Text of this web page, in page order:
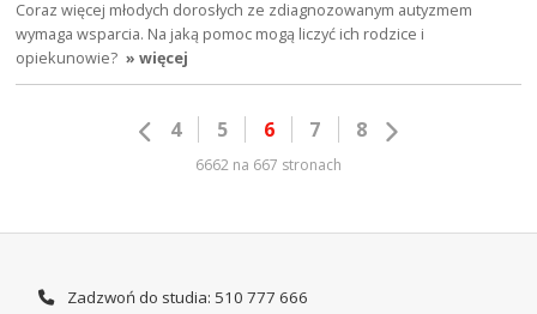
Coraz więcej młodych dorosłych ze zdiagnozowanym autyzmem
wymaga wsparcia. Na jaką pomoc mogą liczyć ich rodzice i
opiekunowie? » więcej
4 5 6 7 8
6662 na 667 stronach
Zadzwoń do studia: 510 777 666